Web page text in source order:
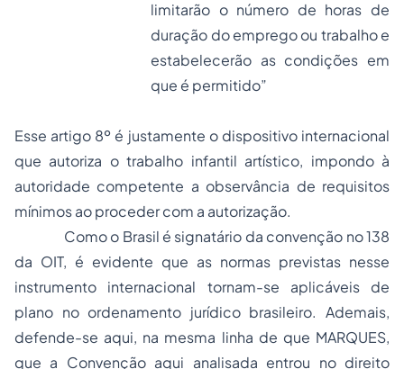
limitarão o número de horas de
duração do emprego ou trabalho e
estabelecerão as condições em
que é permitido”
Esse artigo 8º é justamente o dispositivo internacional
que autoriza o trabalho infantil artístico, impondo à
autoridade competente a observância de requisitos
mínimos ao proceder com a autorização.
Como o Brasil é signatário da convenção no 138
da OIT, é evidente que as normas previstas nesse
instrumento internacional tornam-se aplicáveis de
plano no ordenamento jurídico brasileiro. Ademais,
defende-se aqui, na mesma linha de que MARQUES,
que a Convenção aqui analisada entrou no direito